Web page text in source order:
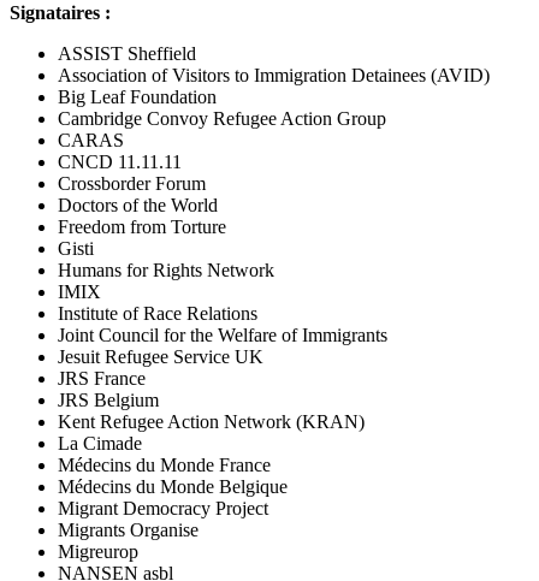
Signataires :
ASSIST Sheffield
Association of Visitors to Immigration Detainees (AVID)
Big Leaf Foundation
Cambridge Convoy Refugee Action Group
CARAS
CNCD 11.11.11
Crossborder Forum
Doctors of the World
Freedom from Torture
Gisti
Humans for Rights Network
IMIX
Institute of Race Relations
Joint Council for the Welfare of Immigrants
Jesuit Refugee Service UK
JRS France
JRS Belgium
Kent Refugee Action Network (KRAN)
La Cimade
Médecins du Monde France
Médecins du Monde Belgique
Migrant Democracy Project
Migrants Organise
Migreurop
NANSEN asbl